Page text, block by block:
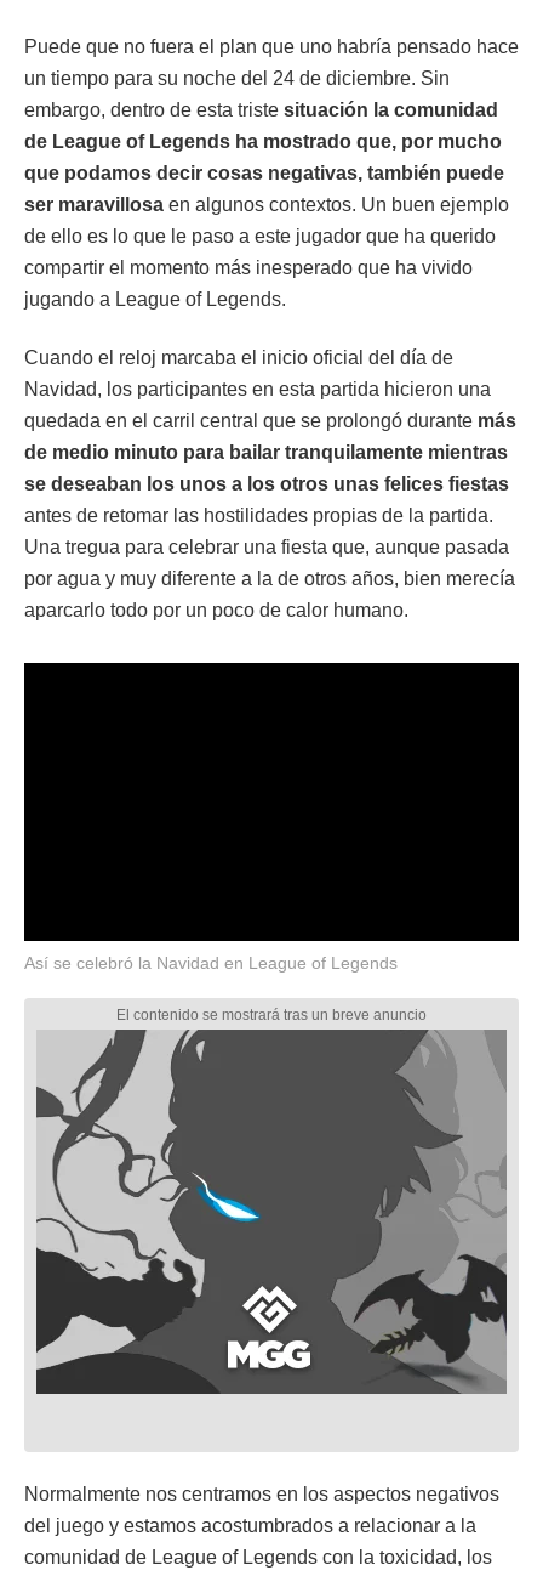
Puede que no fuera el plan que uno habría pensado hace
un tiempo para su noche del 24 de diciembre. Sin
embargo, dentro de esta triste situación la comunidad
de League of Legends ha mostrado que, por mucho
que podamos decir cosas negativas, también puede
ser maravillosa en algunos contextos. Un buen ejemplo
de ello es lo que le paso a este jugador que ha querido
compartir el momento más inesperado que ha vivido
jugando a League of Legends.
Cuando el reloj marcaba el inicio oficial del día de
Navidad, los participantes en esta partida hicieron una
quedada en el carril central que se prolongó durante más
de medio minuto para bailar tranquilamente mientras
se deseaban los unos a los otros unas felices fiestas
antes de retomar las hostilidades propias de la partida.
Una tregua para celebrar una fiesta que, aunque pasada
por agua y muy diferente a la de otros años, bien merecía
aparcarlo todo por un poco de calor humano.
Así se celebró la Navidad en League of Legends
Normalmente nos centramos en los aspectos negativos
del juego y estamos acostumbrados a relacionar a la
comunidad de League of Legends con la toxicidad, los